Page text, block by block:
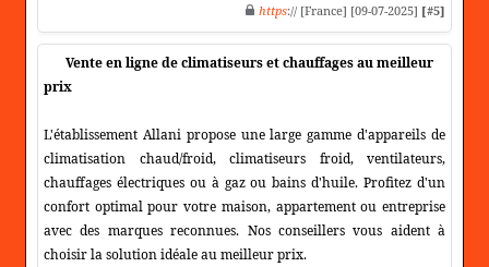
https:// [France] [09-07-2025] [#5]
Vente en ligne de climatiseurs et chauffages au meilleur
prix
L'établissement Allani propose une large gamme d'appareils de
climatisation chaud/froid, climatiseurs froid, ventilateurs,
chauffages électriques ou à gaz ou bains d'huile. Profitez d'un
confort optimal pour votre maison, appartement ou entreprise
avec des marques reconnues. Nos conseillers vous aident à
choisir la solution idéale au meilleur prix.